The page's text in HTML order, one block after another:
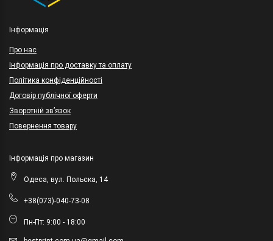
Інформація
Про нас
Інформація про доставку та оплату
Політика конфіденційності
Договір публічної оферти
Зворотній зв’язок
Повернення товару
Інформація про магазин
Одеса, вул. Польска, 14
+38(073)-040-73-08
Пн-Пт: 9:00 - 18:00